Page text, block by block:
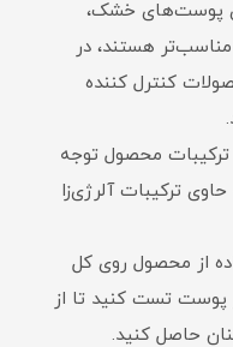
پوست‌های خشک،
هستند، در
کنترل کننده
ترکیبات محصول توجه
ترکیبات آلرژی‌زا
از محصول روی کل
تست کنید تا از
حاصل کنید.